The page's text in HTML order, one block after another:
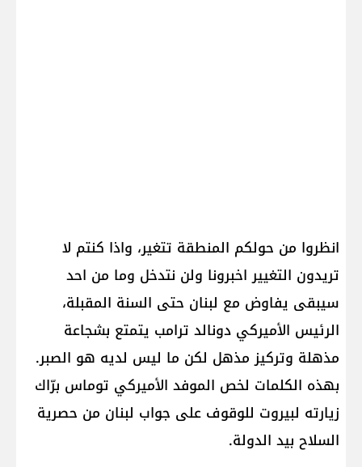
انظروا من حولكم المنطقة تتغير، واذا كنتم لا
تريدون التغيير اخبرونا ولن نتدخل وما من احد
سيبقى يفاوض مع لبنان حتى السنة المقبلة،
الرئيس الأميركي دونالد ترامب يتمتع بشجاعة
مذهلة وتركيز مذهل لكن ما ليس لديه هو الصبر.
بهذه الكلمات لخص الموفد الأميركي توماس برّاك
زيارته لبيروت للوقوف على جواب لبنان من حصرية
السلاح بيد الدولة.